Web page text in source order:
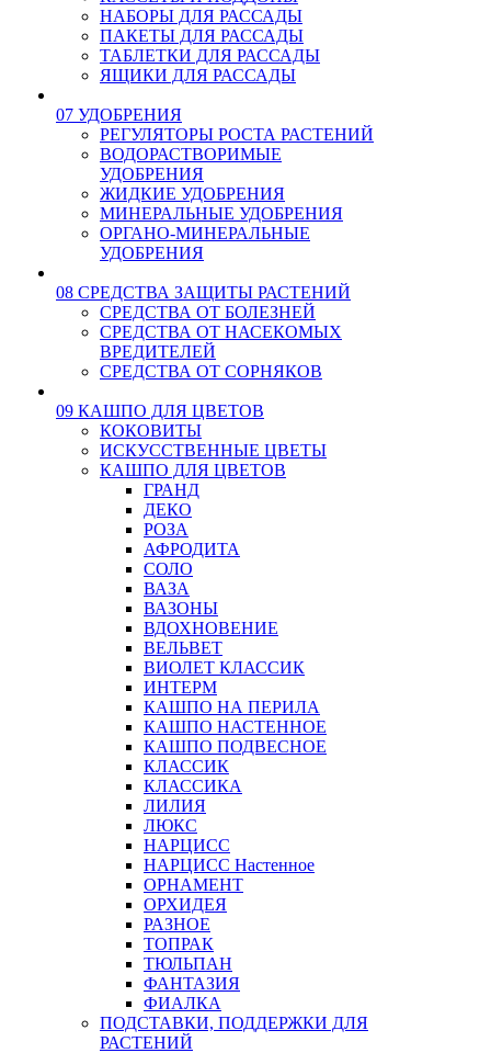
НАБОРЫ ДЛЯ РАССАДЫ
ПАКЕТЫ ДЛЯ РАССАДЫ
ТАБЛЕТКИ ДЛЯ РАССАДЫ
ЯЩИКИ ДЛЯ РАССАДЫ
07 УДОБРЕНИЯ
РЕГУЛЯТОРЫ РОСТА РАСТЕНИЙ
ВОДОРАСТВОРИМЫЕ
УДОБРЕНИЯ
ЖИДКИЕ УДОБРЕНИЯ
МИНЕРАЛЬНЫЕ УДОБРЕНИЯ
ОРГАНО-МИНЕРАЛЬНЫЕ
УДОБРЕНИЯ
08 СРЕДСТВА ЗАЩИТЫ РАСТЕНИЙ
СРЕДСТВА ОТ БОЛЕЗНЕЙ
СРЕДСТВА ОТ НАСЕКОМЫХ
ВРЕДИТЕЛЕЙ
СРЕДСТВА ОТ СОРНЯКОВ
09 КАШПО ДЛЯ ЦВЕТОВ
КОКОВИТЫ
ИСКУССТВЕННЫЕ ЦВЕТЫ
КАШПО ДЛЯ ЦВЕТОВ
ГРАНД
ДЕКО
РОЗА
АФРОДИТА
СОЛО
ВАЗА
ВАЗОНЫ
ВДОХНОВЕНИЕ
ВЕЛЬВЕТ
ВИОЛЕТ КЛАССИК
ИНТЕРМ
КАШПО НА ПЕРИЛА
КАШПО НАСТЕННОЕ
КАШПО ПОДВЕСНОЕ
КЛАССИК
КЛАССИКА
ЛИЛИЯ
ЛЮКС
НАРЦИСС
НАРЦИСС Настенное
ОРНАМЕНТ
ОРХИДЕЯ
РАЗНОЕ
ТОПРАК
ТЮЛЬПАН
ФАНТАЗИЯ
ФИАЛКА
ПОДСТАВКИ, ПОДДЕРЖКИ ДЛЯ
РАСТЕНИЙ